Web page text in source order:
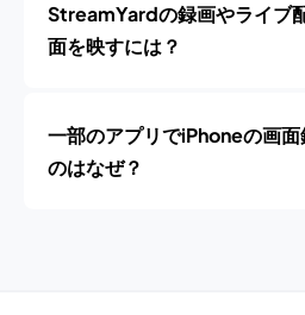
StreamYardの録画やライブ
面を映すには？
一部のアプリでiPhoneの画
のはなぜ？